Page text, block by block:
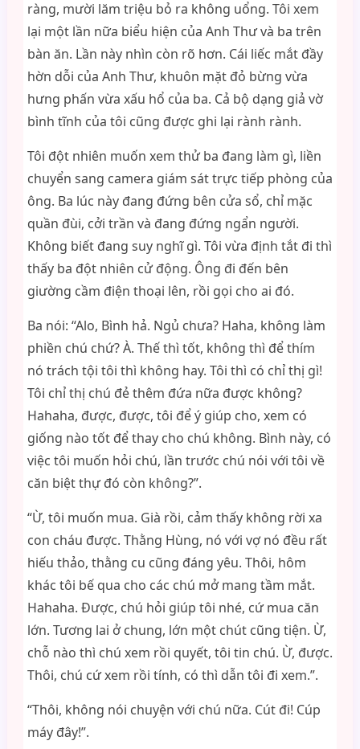
ràng, mười lăm triệu bỏ ra không uổng. Tôi xem
lại một lần nữa biểu hiện của Anh Thư và ba trên
bàn ăn. Lần này nhìn còn rõ hơn. Cái liếc mắt đầy
hờn dỗi của Anh Thư, khuôn mặt đỏ bừng vừa
hưng phấn vừa xấu hổ của ba. Cả bộ dạng giả vờ
bình tĩnh của tôi cũng được ghi lại rành rành.
Tôi đột nhiên muốn xem thử ba đang làm gì, liền
chuyển sang camera giám sát trực tiếp phòng của
ông. Ba lúc này đang đứng bên cửa sổ, chỉ mặc
quần đùi, cởi trần và đang đứng ngẩn người.
Không biết đang suy nghĩ gì. Tôi vừa định tắt đi thì
thấy ba đột nhiên cử động. Ông đi đến bên
giường cầm điện thoại lên, rồi gọi cho ai đó.
Ba nói: “Alo, Bình hả. Ngủ chưa? Haha, không làm
phiền chú chứ? À. Thế thì tốt, không thì để thím
nó trách tội tôi thì không hay. Tôi thì có chỉ thị gì!
Tôi chỉ thị chú đẻ thêm đứa nữa được không?
Hahaha, được, được, tôi để ý giúp cho, xem có
giống nào tốt để thay cho chú không. Bình này, có
việc tôi muốn hỏi chú, lần trước chú nói với tôi về
căn biệt thự đó còn không?”.
“Ừ, tôi muốn mua. Già rồi, cảm thấy không rời xa
con cháu được. Thằng Hùng, nó với vợ nó đều rất
hiếu thảo, thằng cu cũng đáng yêu. Thôi, hôm
khác tôi bế qua cho các chú mở mang tầm mắt.
Hahaha. Được, chú hỏi giúp tôi nhé, cứ mua căn
lớn. Tương lai ở chung, lớn một chút cũng tiện. Ừ,
chỗ nào thì chú xem rồi quyết, tôi tin chú. Ừ, được.
Thôi, chú cứ xem rồi tính, có thì dẫn tôi đi xem.”.
“Thôi, không nói chuyện với chú nữa. Cút đi! Cúp
máy đây!”.